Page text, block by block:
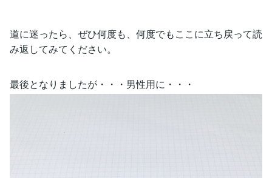
道に迷ったら、ぜひ何度も、何度でもここに立ち戻って読
み返してみてください。
最後となりましたが・・・男性用に・・・